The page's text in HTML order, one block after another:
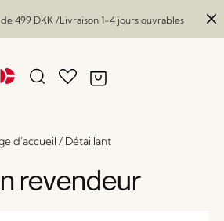
499 DKK /Livraison 1-4 jours ouvrables
d'accueil / Détaillant
revendeur